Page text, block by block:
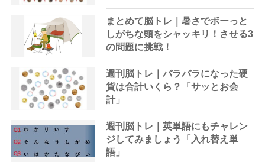
まとめて脳トレ｜暑さでボーっと
しがちな頭をシャッキリ！させる3
の問題に挑戦！
週刊脳トレ｜バラバラになった硬
貨は合計いくら？「サッとお会
計」
週刊脳トレ｜英単語にもチャレン
ジしてみましょう「入れ替え単
語」